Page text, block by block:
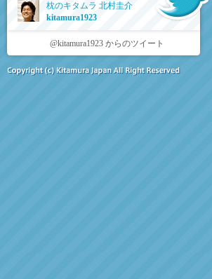
枕のキタムラ 北村圭介
kitamura1923
@kitamura1923 からのツイート